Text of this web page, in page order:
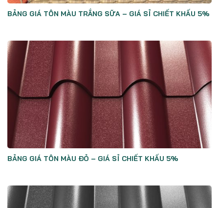
BẢNG GIÁ TÔN MÀU TRẮNG SỮA – GIÁ SỈ CHIẾT KHẤU 5%
BẢNG GIÁ TÔN MÀU ĐỎ – GIÁ SỈ CHIẾT KHẤU 5%